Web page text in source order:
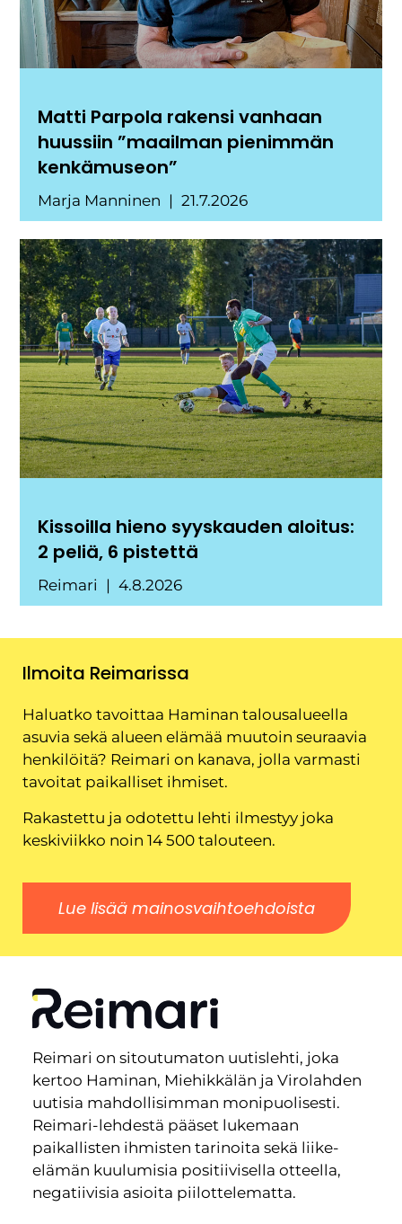
Matti Parpola rakensi vanhaan
huussiin ”maailman pienimmän
kenkämuseon”
Marja Manninen 21.7.2026
Kissoilla hieno syyskauden aloitus:
2 peliä, 6 pistettä
Reimari 4.8.2026
Ilmoita Reimarissa
Haluatko tavoittaa Haminan talousalueella
asuvia sekä alueen elämää muutoin seuraavia
henkilöitä? Reimari on kanava, jolla varmasti
tavoitat paikalliset ihmiset.
Rakastettu ja odotettu lehti ilmestyy joka
keskiviikko noin 14 500 talouteen.
Lue lisää mainosvaihtoehdoista
Reimari on sitoutumaton uutislehti, joka
kertoo Haminan, Miehikkälän ja Virolahden
uutisia mahdollisimman monipuolisesti.
Reimari-lehdestä pääset lukemaan
paikallisten ihmisten tarinoita sekä liike-
elämän kuulumisia positiivisella otteella,
negatiivisia asioita piilottelematta.